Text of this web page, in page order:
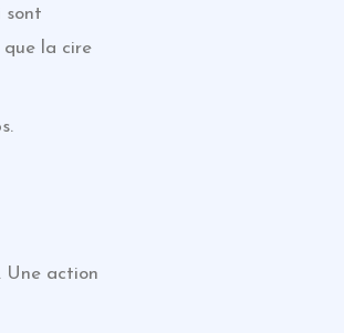
sont
la cire
Une action